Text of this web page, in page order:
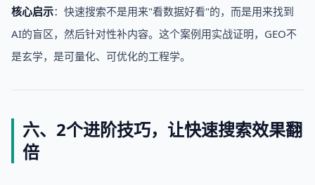
核心启示：快速搜索不是用来"看数据好看"的，而是用来找到
AI的盲区，然后针对性补内容。这个案例用实战证明，GEO不
是玄学，是可量化、可优化的工程学。
六、2个进阶技巧，让快速搜索效果翻
倍